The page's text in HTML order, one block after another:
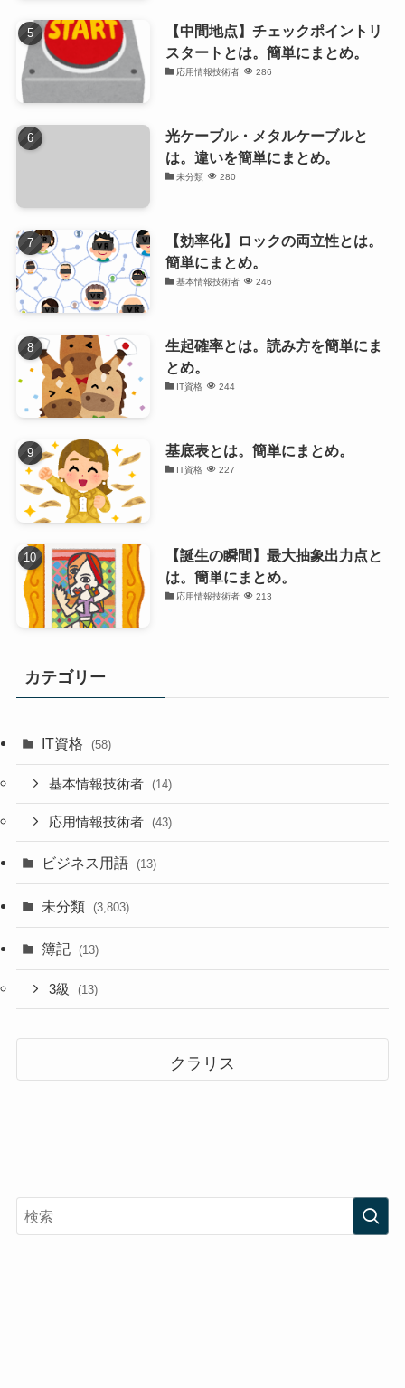
【中間地点】チェックポイントリ
スタートとは。簡単にまとめ。
応用情報技術者 286
光ケーブル・メタルケーブルと
は。違いを簡単にまとめ。
未分類 280
【効率化】ロックの両立性とは。
簡単にまとめ。
基本情報技術者 246
生起確率とは。読み方を簡単にま
とめ。
IT資格 244
基底表とは。簡単にまとめ。
IT資格 227
【誕生の瞬間】最大抽象出力点と
は。簡単にまとめ。
応用情報技術者 213
カテゴリー
IT資格 (58)
基本情報技術者 (14)
応用情報技術者 (43)
ビジネス用語 (13)
未分類 (3,803)
簿記 (13)
3級 (13)
クラリス